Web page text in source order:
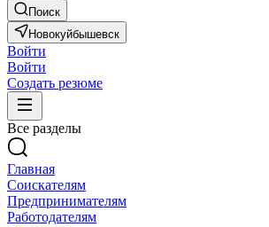
Поиск
Новокуйбышевск
Войти
Войти
Создать резюме
Все разделы
Главная
Соискателям
Предпринимателям
Работодателям